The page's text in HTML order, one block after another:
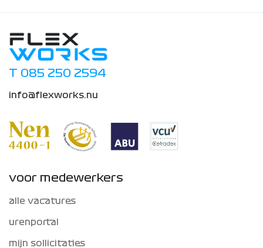
T 085 250 2594
info@flexworks.nu
voor medewerkers
alle vacatures
urenportal
mijn sollicitaties